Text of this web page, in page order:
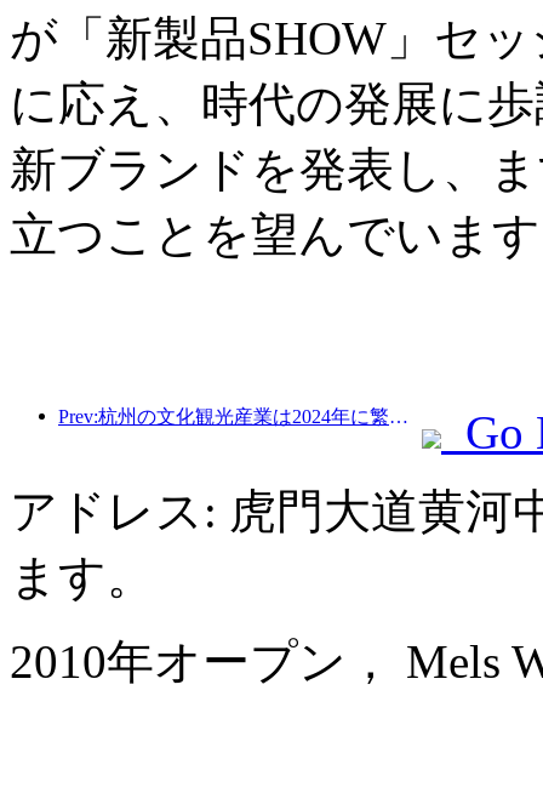
が「新製品SHOW」セ
に応え、時代の発展に
新ブランドを発表し、
立つことを望んでいま
Prev:杭州の文化観光産業は2024年に繁栄する：文化付加価値は3400億を超え、訪日観光客は2倍になる
Go
アドレス: 虎門大道黄河
ます。
2010年オープン， Mels